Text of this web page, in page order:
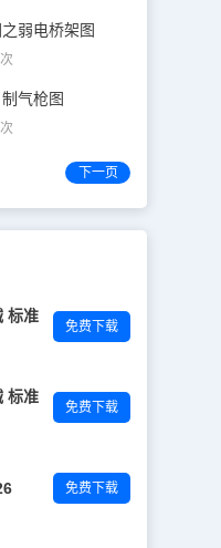
弱电桥架图
气枪图
下一页
标准
免费下载
标准
免费下载
免费下载